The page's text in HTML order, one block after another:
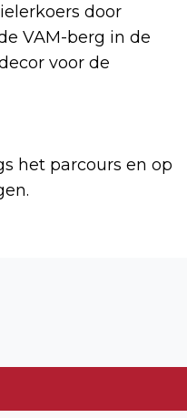
door
VAM-berg in de
voor de
het parcours en op